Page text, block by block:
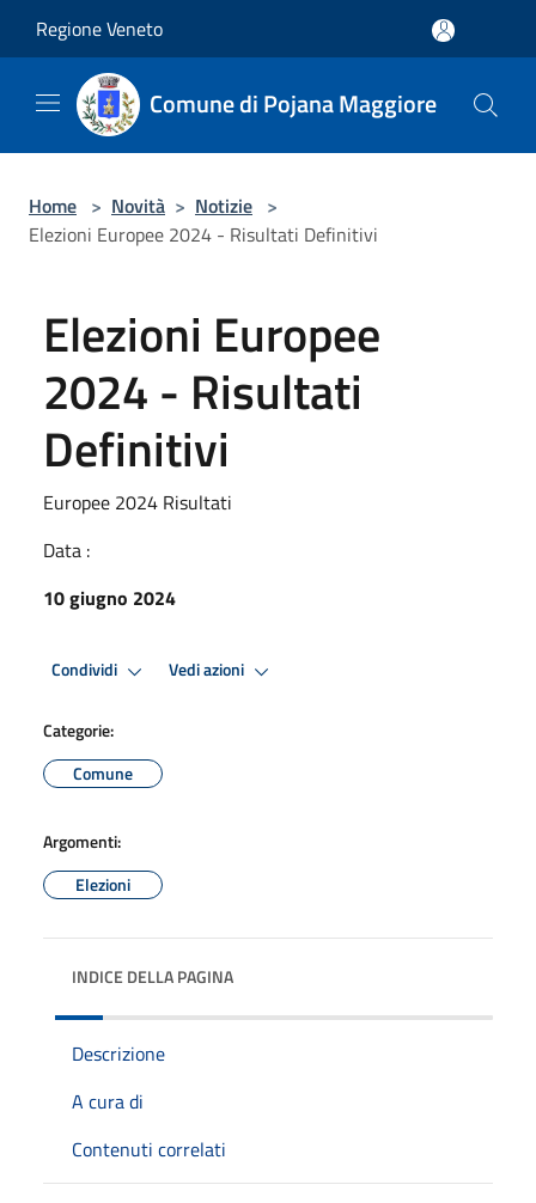
Regione Veneto
Comune di Pojana Maggiore
Home > Novità > Notizie >
Elezioni Europee 2024 - Risultati Definitivi
Elezioni Europee
2024 - Risultati
Definitivi
Europee 2024 Risultati
Data :
10 giugno 2024
Condividi Vedi azioni
Categorie:
Comune
Argomenti:
Elezioni
INDICE DELLA PAGINA
Descrizione
A cura di
Contenuti correlati